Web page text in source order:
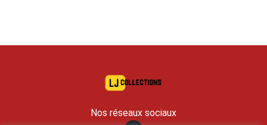
Nos réseaux sociaux